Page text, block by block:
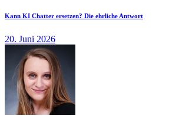
Kann KI Chatter ersetzen? Die ehrliche Antwort
20. Juni 2026